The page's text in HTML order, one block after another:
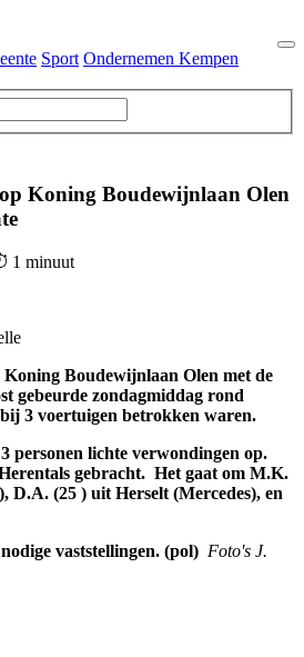
Sport Ondernemen Kempen
Koning Boudewijnlaan Olen
1 minuut
Boudewijnlaan Olen met de
gebeurde zondagmiddag rond
3 voertuigen betrokken waren.
personen lichte verwondingen op.
gebracht. Het gaat om M.K.
D.A. (25 ) uit Herselt (Mercedes), en
vaststellingen. (pol) Foto's J.